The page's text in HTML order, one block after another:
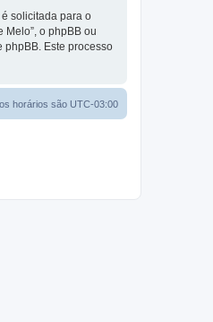
solicitada para o
o phpBB ou
phpBB. Este processo
horários são UTC-03:00